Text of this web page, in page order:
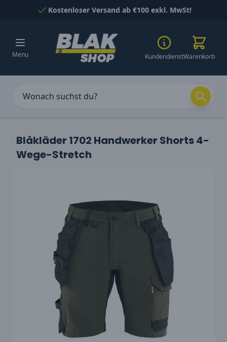
Skip to ContentKostenloser Versand ab €100 exkl. MwSt!
Menu KundendienstWarenkorb
Blåkläder 1702 Handwerker Shorts 4-
Wege-Stretch